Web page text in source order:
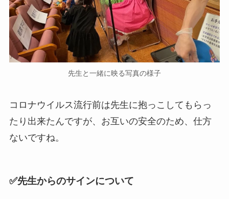
先生と一緒に映る写真の様子
コロナウイルス流行前は先生に抱っこしてもらっ
たり出来たんですが、お互いの安全のため、仕方
ないですね。
✅先生からのサインについて